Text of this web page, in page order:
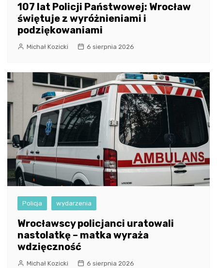
107 lat Policji Państwowej: Wrocław
świętuje z wyróżnieniami i
podziękowaniami
Michał Kozicki 6 sierpnia 2026
Policja wydarzenia
Wrocławscy policjanci uratowali
nastolatkę – matka wyraża
wdzięczność
Michał Kozicki 6 sierpnia 2026